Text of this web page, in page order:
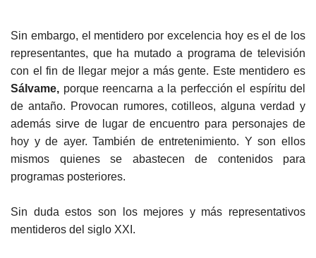
Sin embargo, el mentidero por excelencia hoy es el de los
representantes, que ha mutado a programa de televisión
con el fin de llegar mejor a más gente. Este mentidero es
Sálvame, porque reencarna a la perfección el espíritu del
de antaño. Provocan rumores, cotilleos, alguna verdad y
además sirve de lugar de encuentro para personajes de
hoy y de ayer. También de entretenimiento. Y son ellos
mismos quienes se abastecen de contenidos para
programas posteriores.
Sin duda estos son los mejores y más representativos
mentideros del siglo XXI.